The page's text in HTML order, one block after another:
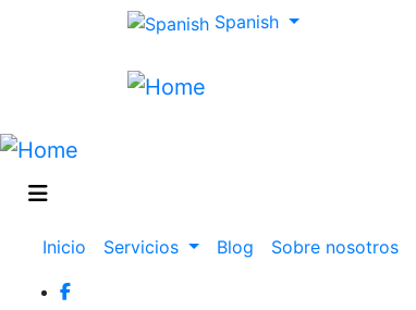
Spanish
Main
navigation
Inicio Servicios Blog Sobre nosotros